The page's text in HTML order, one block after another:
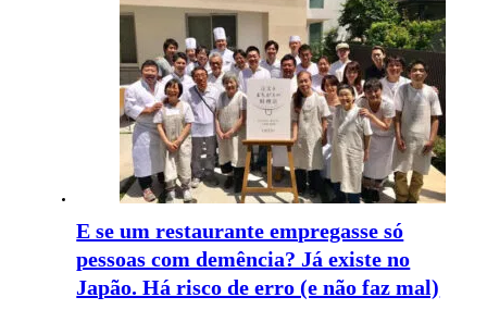
E se um restaurante empregasse só
pessoas com demência? Já existe no
Japão. Há risco de erro (e não faz mal)